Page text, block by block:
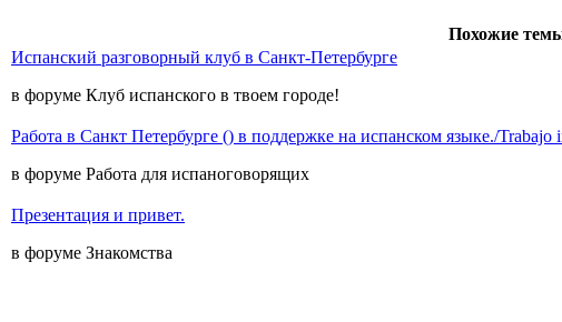
Похожие
Испанский разговорный клуб в Санкт-Петербурге
в форуме Клуб испанского в твоем городе!
Работа в Санкт Петербурге () в поддержке на испанском языке./Trabajo
в форуме Работа для испаноговорящих
Презентация и привет.
в форуме Знакомства